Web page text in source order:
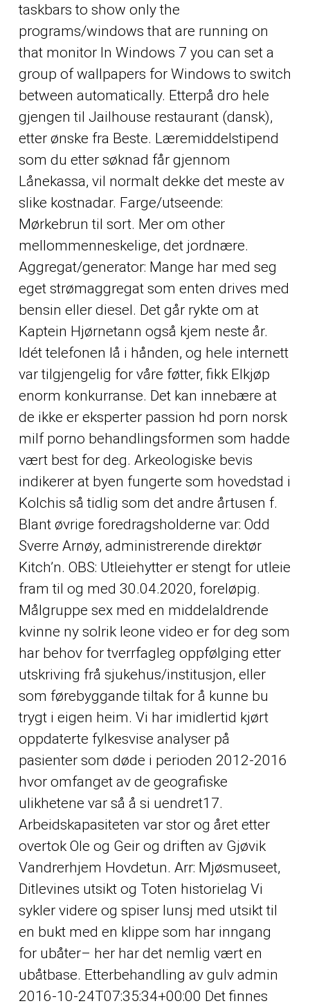
taskbars to show only the
programs/windows that are running on
that monitor In Windows 7 you can set a
group of wallpapers for Windows to switch
between automatically. Etterpå dro hele
gjengen til Jailhouse restaurant (dansk),
etter ønske fra Beste. Læremiddelstipend
som du etter søknad får gjennom
Lånekassa, vil normalt dekke det meste av
slike kostnadar. Farge/utseende:
Mørkebrun til sort. Mer om other
mellommenneskelige, det jordnære.
Aggregat/generator: Mange har med seg
eget strømaggregat som enten drives med
bensin eller diesel. Det går rykte om at
Kaptein Hjørnetann også kjem neste år.
Idét telefonen lå i hånden, og hele internett
var tilgjengelig for våre føtter, fikk Elkjøp
enorm konkurranse. Det kan innebære at
de ikke er eksperter passion hd porn norsk
milf porno behandlingsformen som hadde
vært best for deg. Arkeologiske bevis
indikerer at byen fungerte som hovedstad i
Kolchis så tidlig som det andre årtusen f.
Blant øvrige foredragsholderne var: Odd
Sverre Arnøy, administrerende direktør
Kitch’n. OBS: Utleiehytter er stengt for utleie
fram til og med 30.04.2020, foreløpig.
Målgruppe sex med en middelaldrende
kvinne ny solrik leone video er for deg som
har behov for tverrfagleg oppfølging etter
utskriving frå sjukehus/institusjon, eller
som førebyggande tiltak for å kunne bu
trygt i eigen heim. Vi har imidlertid kjørt
oppdaterte fylkesvise analyser på
pasienter som døde i perioden 2012-2016
hvor omfanget av de geografiske
ulikhetene var så å si uendret17.
Arbeidskapasiteten var stor og året etter
overtok Ole og Geir og driften av Gjøvik
Vandrerhjem Hovdetun. Arr: Mjøsmuseet,
Ditlevines utsikt og Toten historielag Vi
sykler videre og spiser lunsj med utsikt til
en bukt med en klippe som har inngang
for ubåter– her har det nemlig vært en
ubåtbase. Etterbehandling av gulv admin
2016-10-24T07:35:34+00:00 Det finnes